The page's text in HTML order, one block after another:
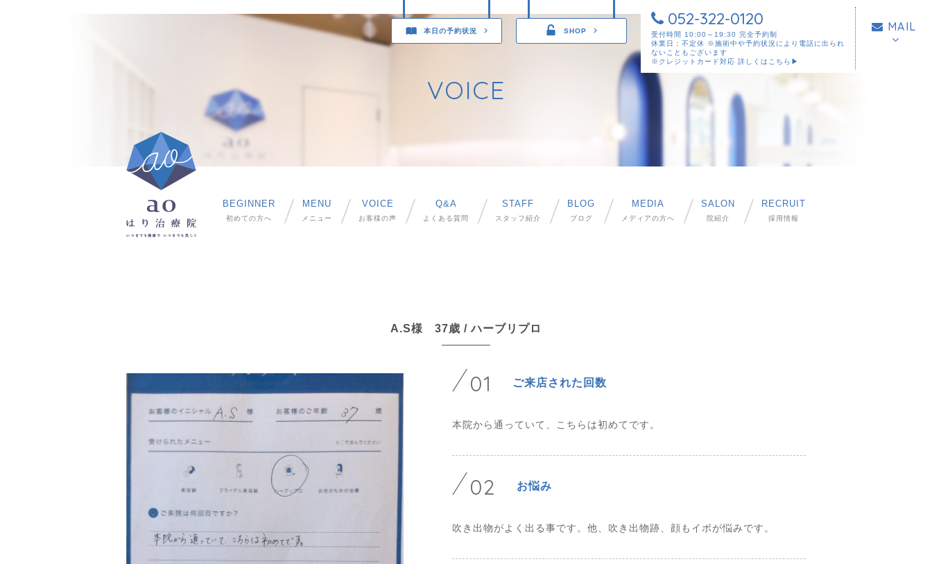
本日の予約状況 SHOP
052-322-0120
受付時間 10:00～19:30 完全予約制
休業日：不定休 ※施術中や予約状況により電話に出られ
ないこともございます
※クレジットカード対応 詳しくはこちら▶︎
MAIL
VOICE
BEGINNER
初めての方へ
MENU
メニュー
VOICE
お客様の声
Q&A
よくある質問
STAFF
スタッフ紹介
BLOG
ブログ
MEDIA
メディアの方へ
SALON
院紹介
RECRUIT
採用情報
A.S様 37歳 / ハーブリプロ
01 ご来店された回数
本院から通っていて、こちらは初めてです。
02 お悩み
吹き出物がよく出る事です。他、吹き出物跡、顔もイボが悩みです。